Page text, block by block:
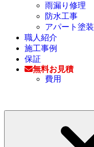
雨漏り修理
防水工事
アパート塗装
職人紹介
施工事例
保証
無料お見積
費用